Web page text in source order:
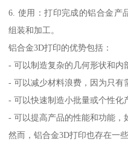
6. 使用：打印完成的铝合金产
组装和加工。
铝合金3D打印的优势包括：
- 可以制造复杂的几何形状和内
- 可以减少材料浪费，因为只有
- 可以快速制造小批量或个性化
- 可以提高产品的性能和功能，
然而，铝合金3D打印也存在一